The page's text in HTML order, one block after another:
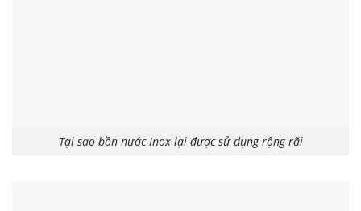
Tại sao bồn nước Inox lại được sử dụng rộng rãi